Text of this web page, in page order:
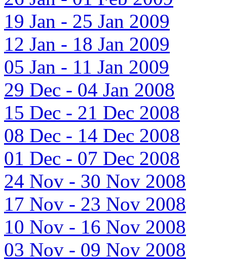
19 Jan - 25 Jan 2009
12 Jan - 18 Jan 2009
05 Jan - 11 Jan 2009
29 Dec - 04 Jan 2008
15 Dec - 21 Dec 2008
08 Dec - 14 Dec 2008
01 Dec - 07 Dec 2008
24 Nov - 30 Nov 2008
17 Nov - 23 Nov 2008
10 Nov - 16 Nov 2008
03 Nov - 09 Nov 2008